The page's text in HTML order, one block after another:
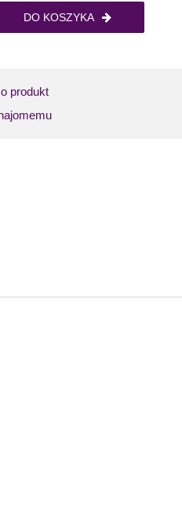
DO KOSZYKA
produkt